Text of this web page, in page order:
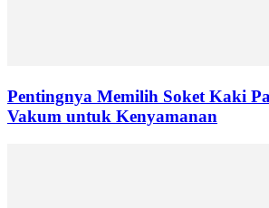
Pentingnya Memilih Soket Kaki
Vakum untuk Kenyamanan